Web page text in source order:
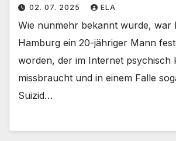
02. 07. 2025 ELA
Wie nunmehr bekannt wurde, war
Hamburg ein 20-jähriger Mann
worden, der im Internet psychisch
missbraucht und in einem Falle
Suizid…